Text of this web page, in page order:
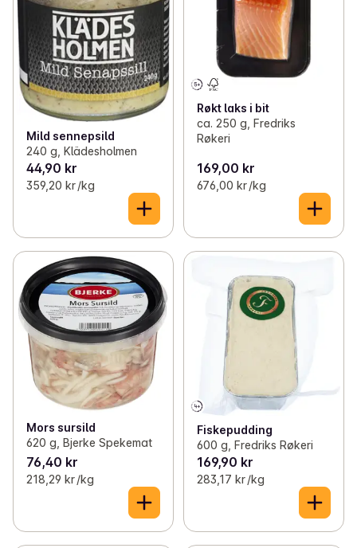
Mild sennepsild
240 g, Klädesholmen
44,90 kr
359,20 kr /kg
Røkt laks i bit
ca. 250 g, Fredriks
Røkeri
169,00 kr
676,00 kr /kg
Mors sursild
620 g, Bjerke Spekemat
76,40 kr
218,29 kr /kg
Fiskepudding
600 g, Fredriks Røkeri
169,90 kr
283,17 kr /kg